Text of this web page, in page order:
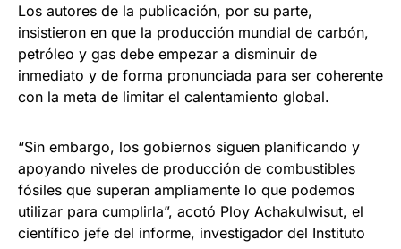
Los autores de la publicación, por su parte,
insistieron en que la producción mundial de carbón,
petróleo y gas debe empezar a disminuir de
inmediato y de forma pronunciada para ser coherente
con la meta de limitar el calentamiento global.
“Sin embargo, los gobiernos siguen planificando y
apoyando niveles de producción de combustibles
fósiles que superan ampliamente lo que podemos
utilizar para cumplirla”, acotó Ploy Achakulwisut, el
científico jefe del informe, investigador del Instituto